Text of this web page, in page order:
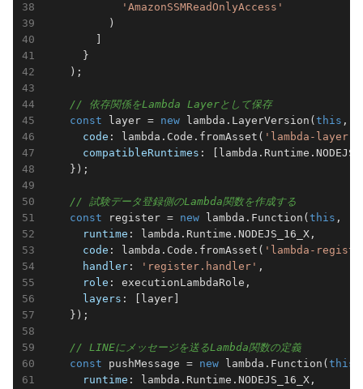
'AmazonSSMReadOnlyAccess'
          )
      }
);
// 依存関係をLambda Layerとして保存
const layer = new lambda.LayerVersion(this ,
code : lambda.Code.fromAsset( 'lambda-layer'
compatibleRuntimes :
});
// 試験データ登録側のLambda関数を作成する
const register = new lambda.Function(this ,
runtime : lambda.Runtime.NODEJS_16_X,
code : lambda.Code.fromAsset( 'lambda-
handler : 'register.handler' ,
role : executionLambdaRole,
layers : [layer]
});
// LINEにメッセージを送るLambda関数の定義
const pushMessage = new lambda.Function(this
runtime : lambda.Runtime.NODEJS_16_X,